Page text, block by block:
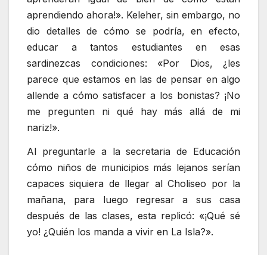
aprendiendo ahora!». Keleher, sin embargo, no
dio detalles de cómo se podría, en efecto,
educar a tantos estudiantes en esas
sardinezcas condiciones: «Por Dios, ¿les
parece que estamos en las de pensar en algo
allende a cómo satisfacer a los bonistas? ¡No
me pregunten ni qué hay más allá de mi
nariz!».
Al preguntarle a la secretaria de Educación
cómo niños de municipios más lejanos serían
capaces siquiera de llegar al Choliseo por la
mañana, para luego regresar a sus casa
después de las clases, esta replicó: «¡Qué sé
yo! ¿Quién los manda a vivir en La Isla?».